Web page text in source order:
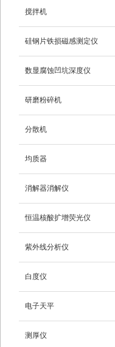
搅拌机
硅钢片铁损磁感测定仪
数显腐蚀凹坑深度仪
研磨粉碎机
分散机
均质器
消解器消解仪
恒温核酸扩增荧光仪
紫外线分析仪
白度仪
电子天平
测厚仪